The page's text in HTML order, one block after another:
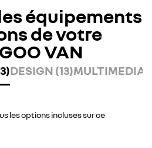
équipements
de votre
VAN
DESIGN (13)MULTIMEDIA
les options incluses sur ce